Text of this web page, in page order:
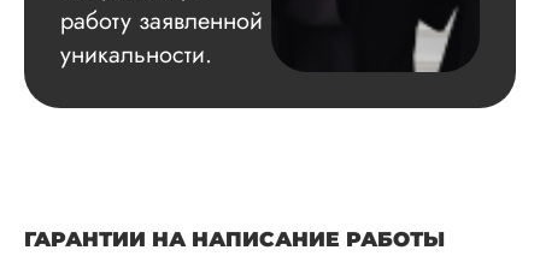
работу заявленной
уникальности.
ГАРАНТИИ НА НАПИСАНИЕ РАБОТЫ